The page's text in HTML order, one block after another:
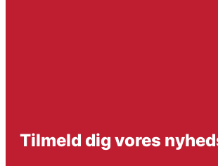
Tilmeld dig vores